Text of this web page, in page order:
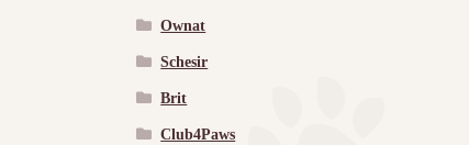
Ownat
Schesir
Brit
Club4Paws